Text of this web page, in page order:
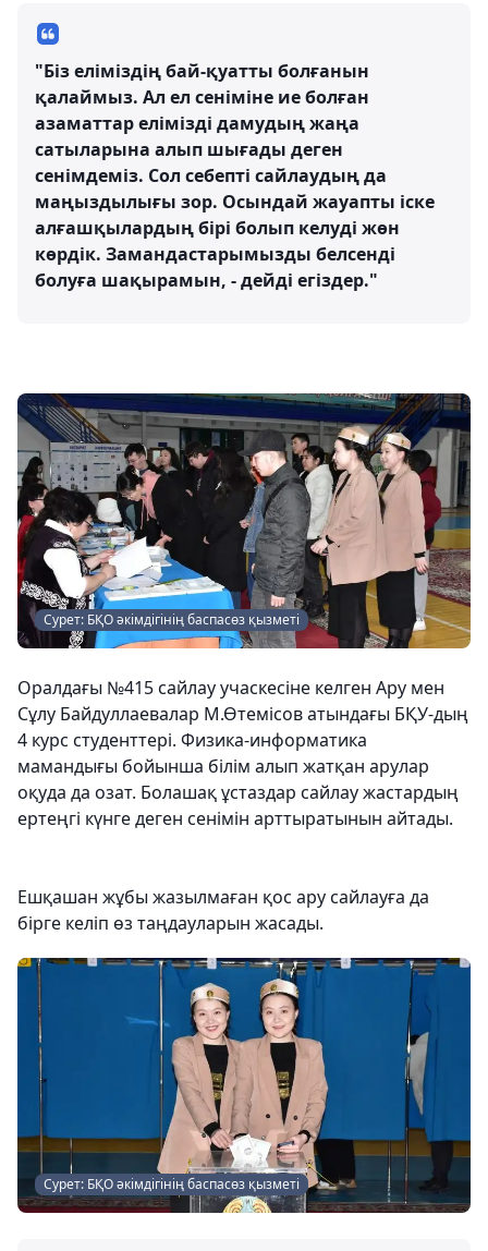
"Біз еліміздің бай-қуатты болғанын
қалаймыз. Ал ел сеніміне ие болған
азаматтар елімізді дамудың жаңа
сатыларына алып шығады деген
сенімдеміз. Сол себепті сайлаудың да
маңыздылығы зор. Осындай жауапты іске
алғашқылардың бірі болып келуді жөн
көрдік. Замандастарымызды белсенді
болуға шақырамын, - дейді егіздер."
Сурет: БҚО әкімдігінің баспасөз қызметі
Оралдағы №415 сайлау учаскесіне келген Ару мен
Сұлу Байдуллаевалар М.Өтемісов атындағы БҚУ-дың
4 курс студенттері. Физика-информатика
мамандығы бойынша білім алып жатқан арулар
оқуда да озат. Болашақ ұстаздар сайлау жастардың
ертеңгі күнге деген сенімін арттыратынын айтады.
Ешқашан жұбы жазылмаған қос ару сайлауға да
бірге келіп өз таңдауларын жасады.
Сурет: БҚО әкімдігінің баспасөз қызметі